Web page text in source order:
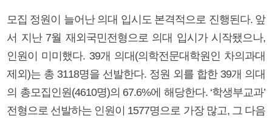
모집 정원이 늘어난 의대 입시도 본격적으로 진행된다. 앞
서 지난 7월 재외국민전형으로 의대 입시가 시작됐으나,
인원이 미미했다. 39개 의대(의학전문대학원인 차의과대
제외)는 총 3118명을 선발한다. 정원 외를 합한 39개 의대
의 총모집인원(4610명)의 67.6%에 해당한다. ‘학생부교과’
전형으로 선발하는 인원이 1577명으로 가장 많고, 그 다음